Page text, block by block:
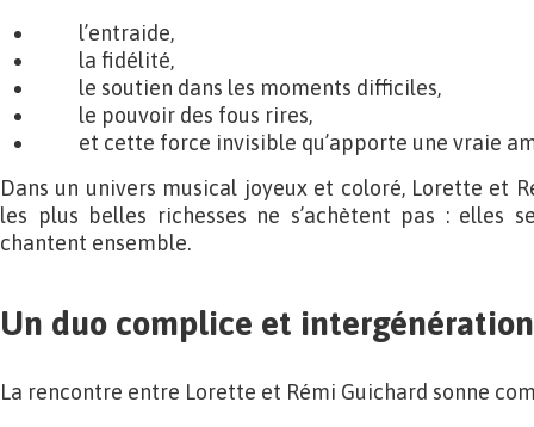
l’entraide,
la fidélité,
le soutien dans les moments difficiles,
le pouvoir des fous rires,
et cette force invisible qu’apporte une vraie
Dans un univers musical joyeux et coloré, Lorette et
les plus belles richesses ne s’achètent pas : elles
chantent ensemble.
Un duo complice et
La rencontre entre Lorette et Rémi Guichard sonne